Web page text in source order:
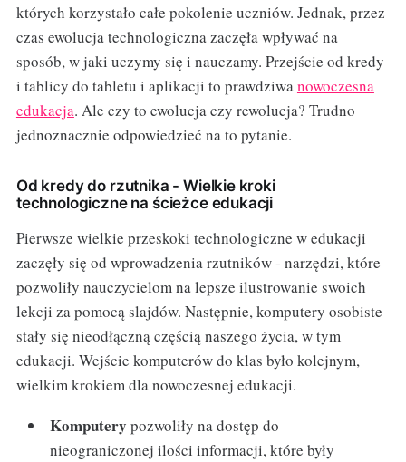
których korzystało całe pokolenie uczniów. Jednak, przez
czas ewolucja technologiczna zaczęła wpływać na
sposób, w jaki uczymy się i nauczamy. Przejście od kredy
i tablicy do tabletu i aplikacji to prawdziwanowoczesna
edukacja. Ale czy to ewolucja czy rewolucja? Trudno
jednoznacznie odpowiedzieć na to pytanie.
Od kredy do rzutnika - Wielkie kroki
technologiczne na ścieżce edukacji
Pierwsze wielkie przeskoki technologiczne w edukacji
zaczęły się od wprowadzenia rzutników - narzędzi, które
pozwoliły nauczycielom na lepsze ilustrowanie swoich
lekcji za pomocą slajdów. Następnie, komputery osobiste
stały się nieodłączną częścią naszego życia, w tym
edukacji. Wejście komputerów do klas było kolejnym,
wielkim krokiem dla nowoczesnej edukacji.
Komputery pozwoliły na dostęp do
nieograniczonej ilości informacji, które były